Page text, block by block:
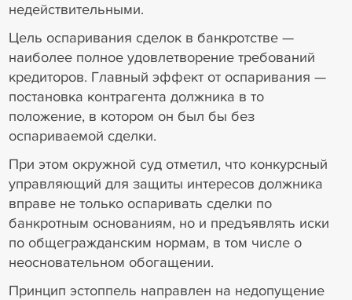
недействительными.
Цель оспаривания сделок в банкротстве —
наиболее полное удовлетворение требований
кредиторов. Главный эффект от оспаривания —
постановка контрагента должника в то
положение, в котором он был бы без
оспариваемой сделки.
При этом окружной суд отметил, что конкурсный
управляющий для защиты интересов должника
вправе не только оспаривать сделки по
банкротным основаниям, но и предъявлять иски
по общегражданским нормам, в том числе о
неосновательном обогащении.
Принцип эстоппель направлен на недопущение